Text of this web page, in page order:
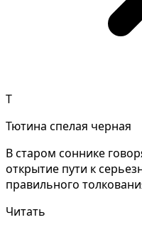
Т
Тютина спелая черная
В старом соннике
открытие пути к
правильного
Читать